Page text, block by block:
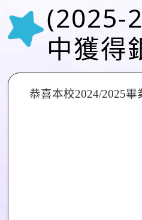
(2025-
中獲得
恭喜本校2024/2025